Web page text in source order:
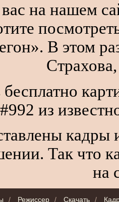
на нашем
В этом
бесплатно
#992 из
кадры
Так что
на
/ Режиссер / Скачать /